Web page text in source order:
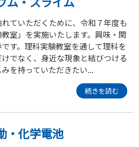
れていただくために、令和７年度も
教室」を実施いたします。興味・関
す。理科実験教室を通して理科を
でなく、身近な現象と結びつける
を持っていただきたい...
続きを読む
・化学電池